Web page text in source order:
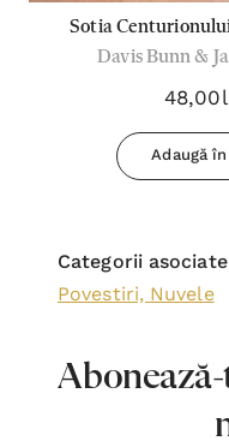
Sotia
"Faptele
Davis Bunn &
Adaugă
Categorii
Povestiri, Nuvele